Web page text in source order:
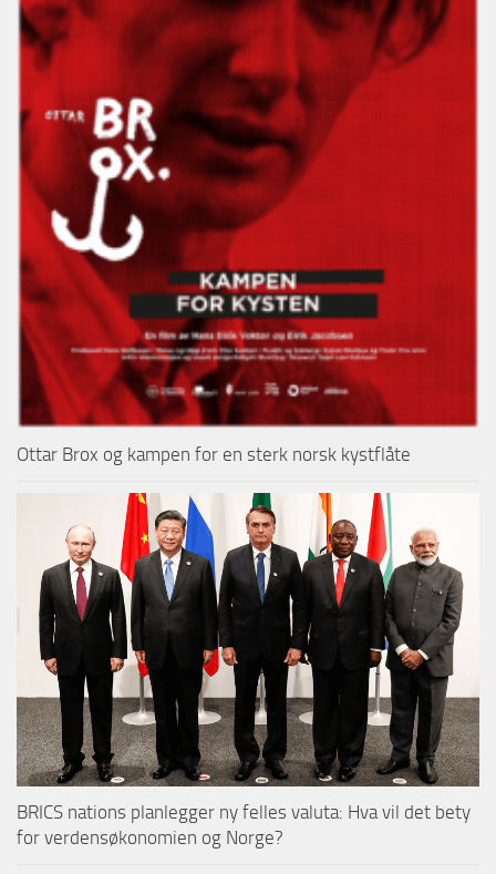
Ottar Brox og kampen for en sterk norsk kystflåte
BRICS nations planlegger ny felles valuta: Hva vil det bety
for verdensøkonomien og Norge?